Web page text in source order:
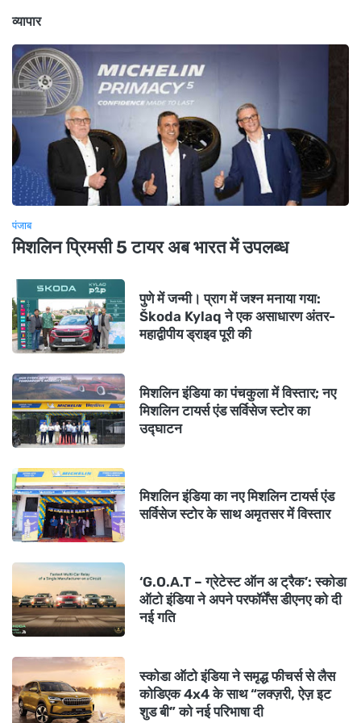
व्यापार
पंजाब
मिशलिन प्रिमसी 5 टायर अब भारत में उपलब्ध
पुणे में जन्मी। प्राग में जश्न मनाया गया:
Škoda Kylaq ने एक असाधारण अंतर-
महाद्वीपीय ड्राइव पूरी की
मिशलिन इंडिया का पंचकुला में विस्तार; नए
मिशलिन टायर्स एंड सर्विसेज स्टोर का
उद्घाटन
मिशलिन इंडिया का नए मिशलिन टायर्स एंड
सर्विसेज स्टोर के साथ अमृतसर में विस्तार
‘G.O.A.T – ग्रेटेस्ट ऑन अ ट्रैक’: स्कोडा
ऑटो इंडिया ने अपने परफॉर्मेंस डीएनए को दी
नई गति
स्कोडा ऑटो इंडिया ने समृद्ध फीचर्स से लैस
कोडिएक 4x4 के साथ “लक्ज़री, ऐज़ इट
शुड बी” को नई परिभाषा दी